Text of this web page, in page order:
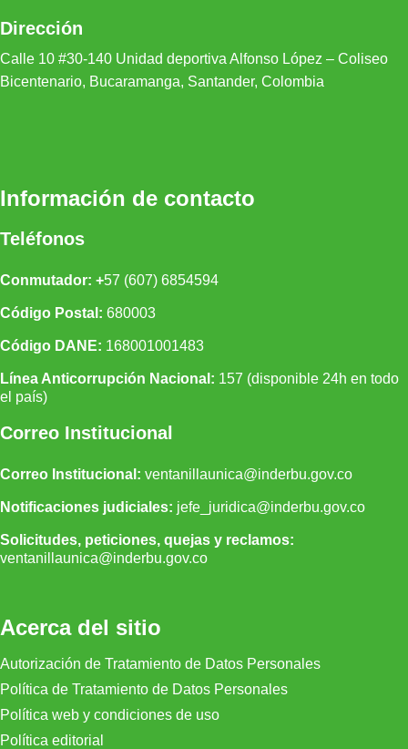
Dirección
Calle 10 #30-140 Unidad deportiva Alfonso López – Coliseo
Bicentenario, Bucaramanga, Santander, Colombia
Información de contacto
Teléfonos
Conmutador: +57 (607) 6854594
Código Postal: 680003
Código DANE: 168001001483
Línea Anticorrupción Nacional: 157 (disponible 24h en todo
el país)
Correo Institucional
Correo Institucional: ventanillaunica@inderbu.gov.co
Notificaciones judiciales: jefe_juridica@inderbu.gov.co
Solicitudes, peticiones, quejas y reclamos:
ventanillaunica@inderbu.gov.co
Acerca del sitio
Autorización de Tratamiento de Datos Personales
Política de Tratamiento de Datos Personales
Política web y condiciones de uso
Política editorial